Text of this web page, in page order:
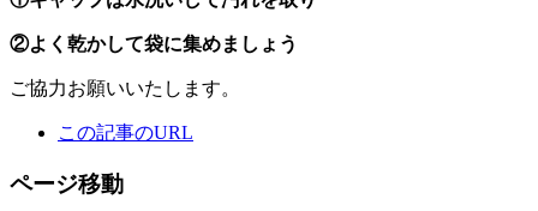
②よく乾かして袋に集めましょう
ご協力お願いいたします。
この記事のURL
ページ移動